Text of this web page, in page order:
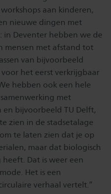
aan kinderen,
nieuwe dingen met
in Deventer hebben we de
mensen met afstand tot
van bijvoorbeeld
het eerst verkrijgbaar
hebben ook een hele
met
en bijvoorbeeld TU Delft,
zien in de stadsetalage
te laten zien dat je op
maar dat biologisch
Dat is weer een
Het is een
verhaal vertelt.”